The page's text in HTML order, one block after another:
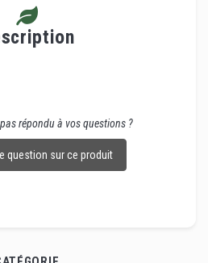
répondu à vos questions ?
question sur ce produit